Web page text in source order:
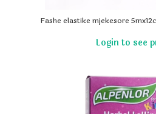
Fashe elastike mjekesore